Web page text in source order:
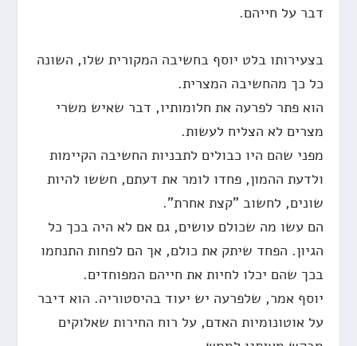
דבר על חייהם.
בצעירותו בלט יוסף בחשיבה המקורית שלו, השונה
כל כך מהחשיבה המצרית.
הוא פתר לפרעה את חלומותיו, דבר שאיש משרי
מצרים לא הצליח לעשות.
מפני שהם היו כבולים לתבניות החשיבה הקיימות
ולדעת ההמון, פחדו לומר את דעתם, חששו להיות
שונים, לחשוב "קצת אחרת".
הם עשו מה שכולם עושים, גם אם לא היה בכך כל
הגיון. הפחד שיתק את כולם, אך הם לפחות התנחמו
בכך שהם יכלו לחיות את חייהם המפוחדים.
יוסף אמר, שלפרעה יש יעוד בהיסטוריה. הוא דיבר
על אוטונומיות האדם, על רוח החירות שאלוקים